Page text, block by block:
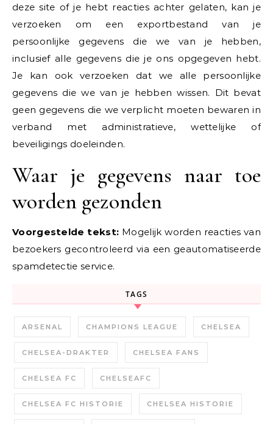
deze site of je hebt reacties achter gelaten, kan je
verzoeken om een exportbestand van je
persoonlijke gegevens die we van je hebben,
inclusief alle gegevens die je ons opgegeven hebt.
Je kan ook verzoeken dat we alle persoonlijke
gegevens die we van je hebben wissen. Dit bevat
geen gegevens die we verplicht moeten bewaren in
verband met administratieve, wettelijke of
beveiligings doeleinden.
Waar je gegevens naar toe
worden gezonden
Voorgestelde tekst: Mogelijk worden reacties van
bezoekers gecontroleerd via een geautomatiseerde
spamdetectie service.
TAGS
ARSENAL CHAMPIONS LEAGUE CHELSEA
CHELSEA-DRAKTER CHELSEA FANS
CHELSEA FC CHELSEAFC
CHELSEA FC HISTORIE CHELSEA HISTORIE